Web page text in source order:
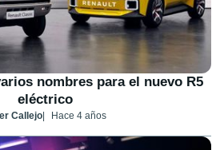
nombres para el nuevo R5
eléctrico
Callejo Hace 4 años